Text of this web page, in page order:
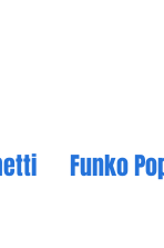
Funko